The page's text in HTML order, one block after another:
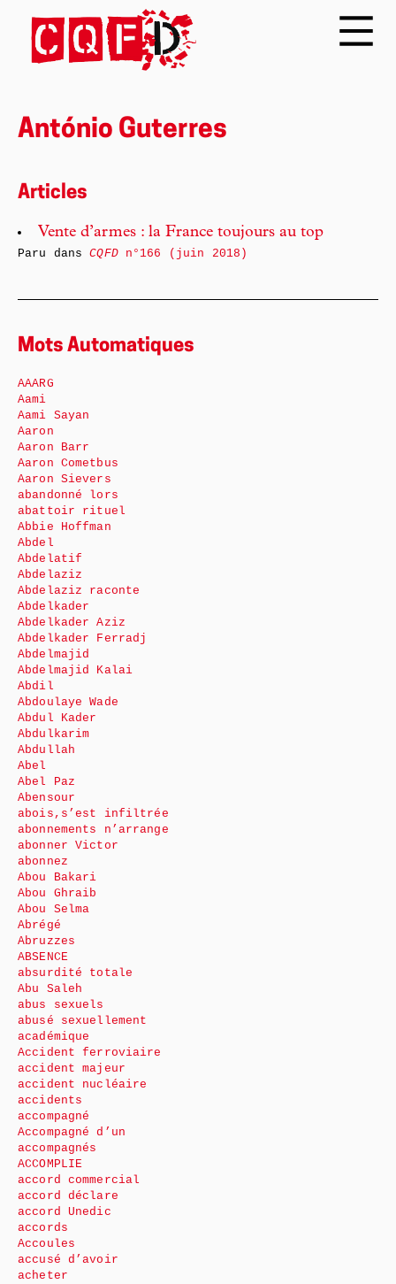
António Guterres
Articles
Vente d’armes : la France toujours au top
Paru dansCQFDn°166 (juin 2018)
Mots Automatiques
AAARG
Aami
Aami Sayan
Aaron
Aaron Barr
Aaron Cometbus
Aaron Sievers
abandonné lors
abattoir rituel
Abbie Hoffman
Abdel
Abdelatif
Abdelaziz
Abdelaziz raconte
Abdelkader
Abdelkader Aziz
Abdelkader Ferradj
Abdelmajid
Abdelmajid Kalai
Abdil
Abdoulaye Wade
Abdul Kader
Abdulkarim
Abdullah
Abel
Abel Paz
Abensour
abois,s’est infiltrée
abonnements n’arrange
abonner Victor
abonnez
Abou Bakari
Abou Ghraib
Abou Selma
Abrégé
Abruzzes
ABSENCE
absurdité totale
Abu Saleh
abus sexuels
abusé sexuellement
académique
Accident ferroviaire
accident majeur
accident nucléaire
accidents
accompagné
Accompagné d’un
accompagnés
ACCOMPLIE
accord commercial
accord déclare
accord Unedic
accords
Accoules
accusé d’avoir
acheter